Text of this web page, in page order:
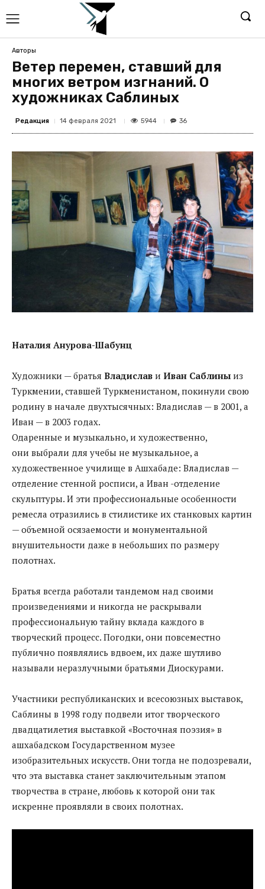
Авторы
Ветер перемен, ставший для
многих ветром изгнаний. О
художниках Саблиных
Редакция 14 февраля 2021 5944 36
Наталия Анурова-Шабунц
Художники — братья Владислав и Иван Саблины из
Туркмении, ставшей Туркменистаном, покинули свою
родину в начале двухтысячных: Владислав — в 2001, а
Иван — в 2003 годах.
Одаренные и музыкально, и художественно,
они выбрали для учебы не музыкальное, а
художественное училище в Ашхабаде: Владислав —
отделение стенной росписи, а Иван -отделение
скульптуры. И эти профессиональные особенности
ремесла отразились в стилистике их станковых картин
— объемной осязаемости и монументальной
внушительности даже в небольших по размеру
полотнах.
Братья всегда работали тандемом над своими
произведениями и никогда не раскрывали
профессиональную тайну вклада каждого в
творческий процесс. Погодки, они повсеместно
публично появлялись вдвоем, их даже шутливо
называли неразлучными братьями Диоскурами.
Участники республиканских и всесоюзных выставок,
Саблины в 1998 году подвели итог творческого
двадцатилетия выставкой «Восточная поэзия» в
ашхабадском Государственном музее
изобразительных искусств. Они тогда не подозревали,
что эта выставка станет заключительным этапом
творчества в стране, любовь к которой они так
искренне проявляли в своих полотнах.